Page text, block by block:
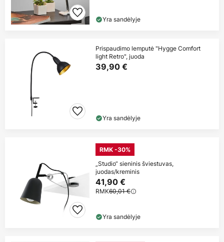
Yra sandėlyje
Prispaudimo lemputė "Hygge Comfort
light Retro", juoda
39,90 €
Yra sandėlyje
RMK -30%
„Studio“ sieninis šviestuvas,
juodas/kreminis
41,90 €
RMK60,01 €
Yra sandėlyje